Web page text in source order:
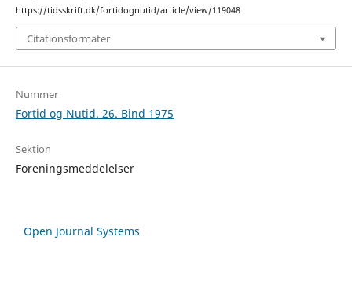
https://tidsskrift.dk/fortidognutid/article/view/119048
Citationsformater
Nummer
Fortid og Nutid. 26. Bind 1975
Sektion
Foreningsmeddelelser
Open Journal Systems